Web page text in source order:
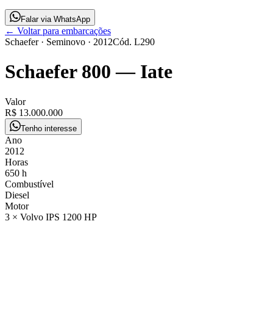
Falar via WhatsApp
← Voltar para embarcações
Schaefer· Seminovo · 2012Cód. L290
Schaefer 800 — Iate
Valor
R$ 13.000.000
Tenho interesse
Ano
2012
Horas
650 h
Combustível
Diesel
Motor
3 × Volvo IPS 1200 HP